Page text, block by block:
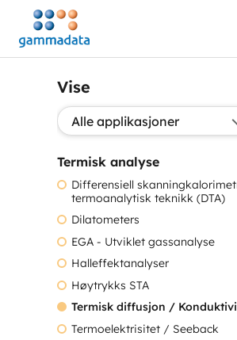
Hopp
hovedinnholdett
Vise
Valg applikasjon:
Termisk analyse
Differensiell
termoanalytisk teknikk (DTA)
Dilatometers
EGA - Utviklet gassanalyse
Halleffektanalyser
Høytrykks STA
Termisk diffusjon /
Termoelektrisitet / Seeback